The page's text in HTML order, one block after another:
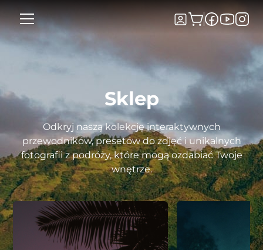
Sklep
Odkryj naszą kolekcję interaktywnych
przewodników, presetów do zdjęć i unikalnych
fotografii z podróży, które mogą ozdabiać Twoje
wnętrze.